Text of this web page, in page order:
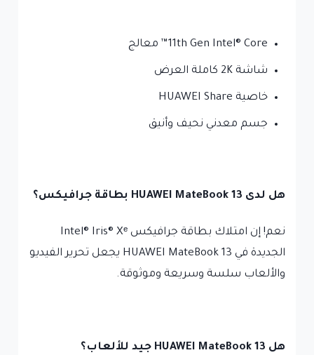
11th Gen Intel® Core™ معالج
شاشة 2K كاملة العرض
خاصية HUAWEI Share
جسم معدني نحيف وأنيق
هل لدى HUAWEI MateBook 13 بطاقة جرافيكس؟
نعم! إن امتلاك بطاقة جرافيكس Intel® Iris® Xᵉ
الجديدة في HUAWEI MateBook 13 يجعل تحرير الفيديو
والألعاب سلسة وسريعة وموثوقة.
هل HUAWEI MateBook 13 جيد للألعاب؟